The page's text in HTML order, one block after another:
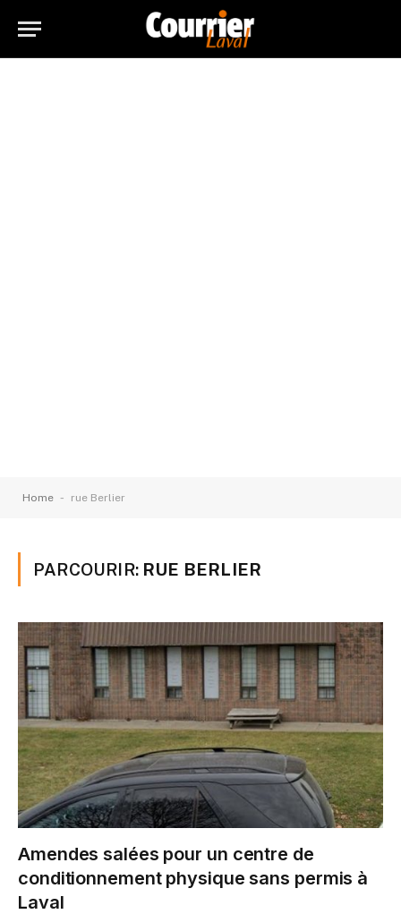
Home - rue Berlier
PARCOURIR: RUE BERLIER
Amendes salées pour un centre de
conditionnement physique sans permis à
Laval